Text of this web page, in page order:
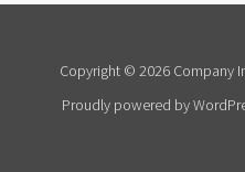
Copyright © 2026 Company
Proudly powered by